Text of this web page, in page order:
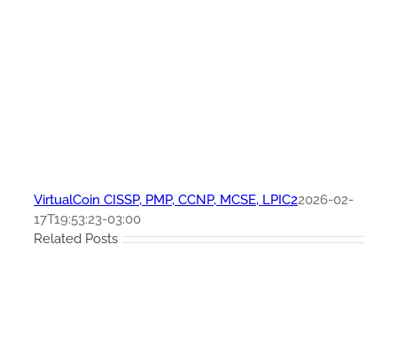
VirtualCoin CISSP, PMP, CCNP, MCSE, LPIC22026-02-
17T19:53:23-03:00
Related Posts